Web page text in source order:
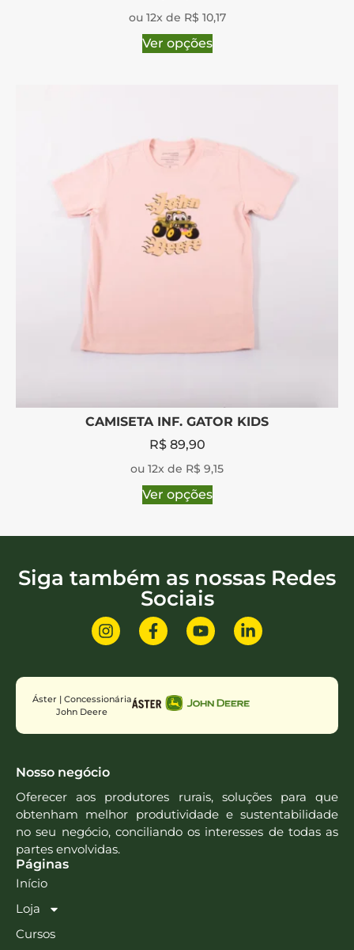
ou 12x de R$ 10,17
Ver opções
CAMISETA INF. GATOR KIDS
R$89,90
ou 12x de R$ 9,15
Ver opções
Siga também as nossas Redes
Sociais
Áster | Concessionária
John Deere
Nosso negócio
Oferecer aos produtores rurais, soluções para que
obtenham melhor produtividade e sustentabilidade
no seu negócio, conciliando os interesses de todas as
partes envolvidas.
Páginas
Início
Loja
Cursos